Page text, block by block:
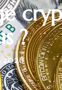
?